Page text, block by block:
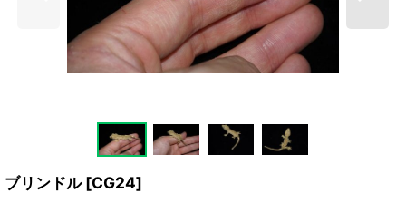
ブリンドル [CG24]